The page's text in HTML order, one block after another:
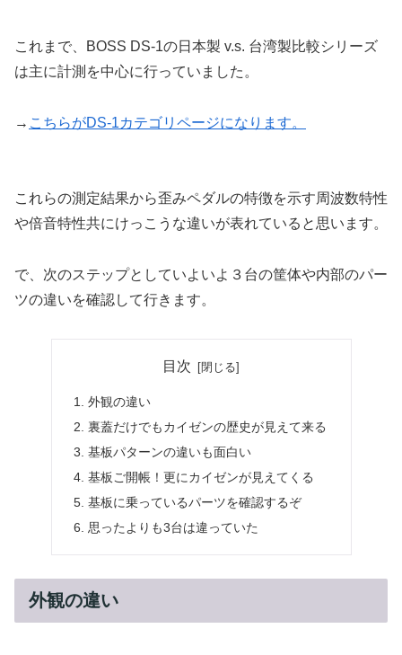
これまで、BOSS DS-1の日本製 v.s. 台湾製比較シリーズ
は主に計測を中心に行っていました。
→ こちらがDS-1カテゴリページになります。
これらの測定結果から歪みペダルの特徴を示す周波数特性
や倍音特性共にけっこうな違いが表れていると思います。
で、次のステップとしていよいよ３台の筐体や内部のパー
ツの違いを確認して行きます。
目次
外観の違い
裏蓋だけでもカイゼンの歴史が見えて来る
基板パターンの違いも面白い
基板ご開帳！更にカイゼンが見えてくる
基板に乗っているパーツを確認するぞ
思ったよりも3台は違っていた
外観の違い